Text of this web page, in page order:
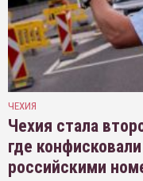
ЧЕХИЯ
Чехия стала
где
российскими